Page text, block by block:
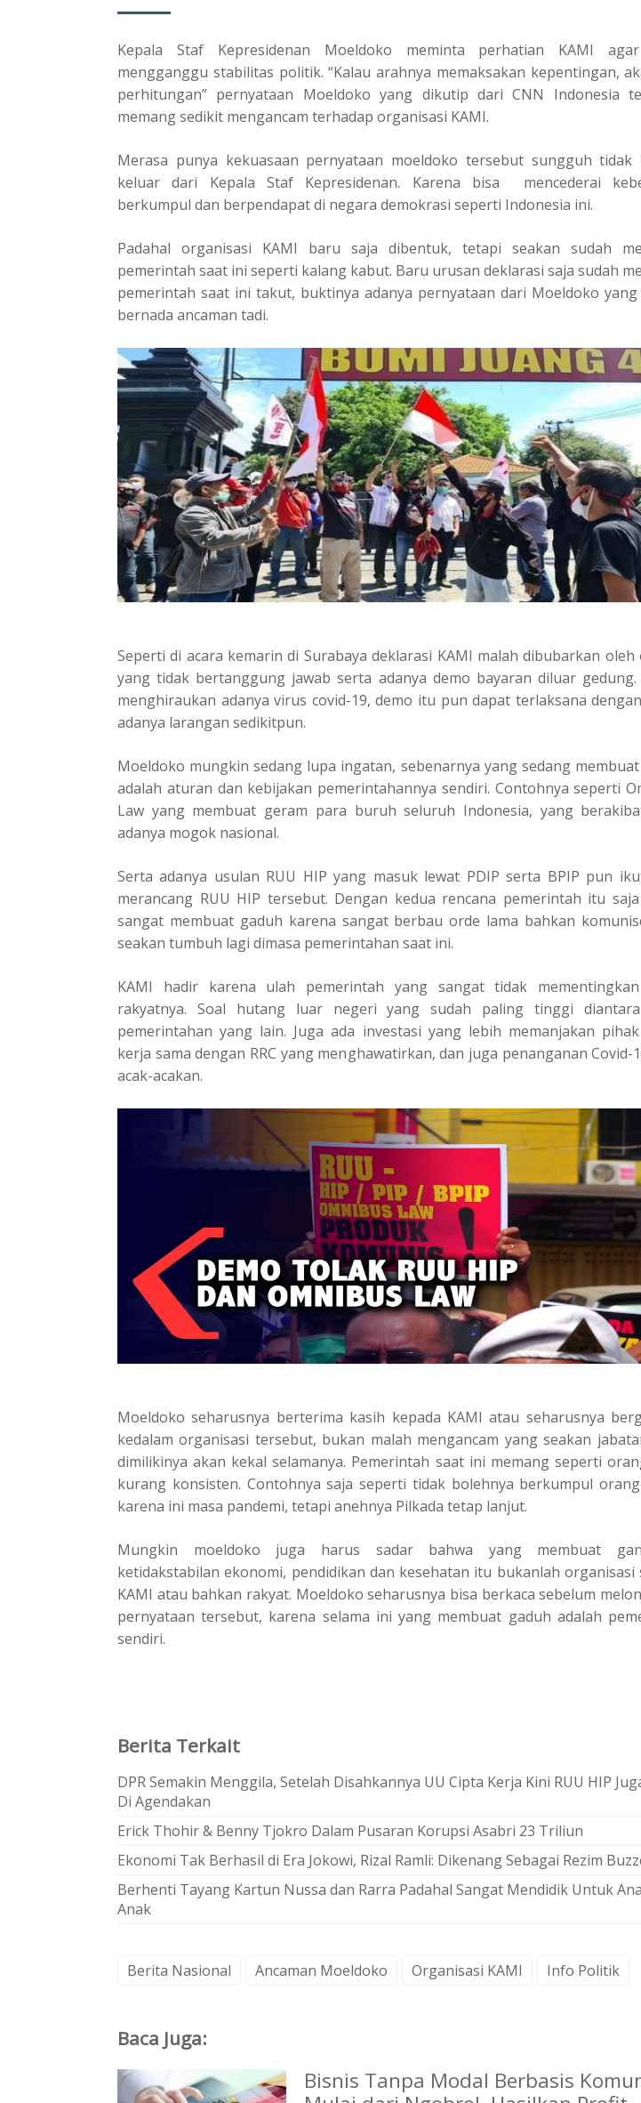
Kepala Staf Kepresidenan Moeldoko meminta perhatian KAMI
mengganggu stabilitas politik. “Kalau arahnya memaksakan kepentingan,
perhitungan” pernyataan Moeldoko yang dikutip dari CNN Indonesia
memang sedikit mengancam terhadap organisasi KAMI.
Merasa punya kekuasaan pernyataan moeldoko tersebut sungguh tidak
keluar dari Kepala Staf Kepresidenan. Karena bisa mencederai
berkumpul dan berpendapat di negara demokrasi seperti Indonesia ini.
Padahal organisasi KAMI baru saja dibentuk, tetapi seakan sudah
pemerintah saat ini seperti kalang kabut. Baru urusan deklarasi saja sudah
pemerintah saat ini takut, buktinya adanya pernyataan dari Moeldoko
bernada ancaman tadi.
Seperti di acara kemarin di Surabaya deklarasi KAMI malah dibubarkan oleh
yang tidak bertanggung jawab serta adanya demo bayaran diluar gedung.
menghiraukan adanya virus covid-19, demo itu pun dapat terlaksana
adanya larangan sedikitpun.
Moeldoko mungkin sedang lupa ingatan, sebenarnya yang sedang
adalah aturan dan kebijakan pemerintahannya sendiri. Contohnya seperti
Law yang membuat geram para buruh seluruh Indonesia, yang
adanya mogok nasional.
Serta adanya usulan RUU HIP yang masuk lewat PDIP serta BPIP pun
merancang RUU HIP tersebut. Dengan kedua rencana pemerintah itu
sangat membuat gaduh karena sangat berbau orde lama bahkan
seakan tumbuh lagi dimasa pemerintahan saat ini.
KAMI hadir karena ulah pemerintah yang sangat tidak
rakyatnya. Soal hutang luar negeri yang sudah paling tinggi
pemerintahan yang lain. Juga ada investasi yang lebih memanjakan
kerja sama dengan RRC yang menghawatirkan, dan juga penanganan Covid-
acak-acakan.
Moeldoko seharusnya berterima kasih kepada KAMI atau seharusnya
kedalam organisasi tersebut, bukan malah mengancam yang seakan
dimilikinya akan kekal selamanya. Pemerintah saat ini memang seperti
kurang konsisten. Contohnya saja seperti tidak bolehnya berkumpul
karena ini masa pandemi, tetapi anehnya Pilkada tetap lanjut.
Mungkin moeldoko juga harus sadar bahwa yang membuat
ketidakstabilan ekonomi, pendidikan dan kesehatan itu bukanlah organisasi
KAMI atau bahkan rakyat. Moeldoko seharusnya bisa berkaca sebelum
pernyataan tersebut, karena selama ini yang membuat gaduh adalah
sendiri.
Berita Terkait
DPR Semakin Menggila, Setelah Disahkannya UU Cipta Kerja Kini RUU HIP
Di Agendakan
Erick Thohir & Benny Tjokro Dalam Pusaran Korupsi Asabri 23 Triliun
Ekonomi Tak Berhasil di Era Jokowi, Rizal Ramli: Dikenang Sebagai Rezim
Berhenti Tayang Kartun Nussa dan Rarra Padahal Sangat Mendidik Untuk
Anak
Berita Nasional Ancaman Moeldoko Organisasi KAMI Info Politik
Baca Juga:
Bisnis Tanpa Modal Berbasis